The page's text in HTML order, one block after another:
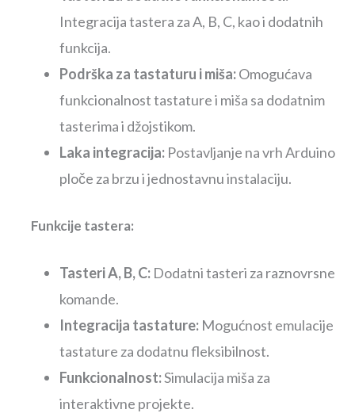
Integracija tastera za A, B, C, kao i dodatnih
funkcija.
Podrška za tastaturu i miša:Omogućava
funkcionalnost tastature i miša sa dodatnim
tasterima i džojstikom.
Laka integracija: Postavljanje na vrh Arduino
ploče za brzu i jednostavnu instalaciju.
Funkcije tastera:
Tasteri A, B, C: Dodatni tasteri za raznovrsne
komande.
Integracija tastature: Mogućnost emulacije
tastature za dodatnu fleksibilnost.
Funkcionalnost:Simulacija miša za
interaktivne projekte.